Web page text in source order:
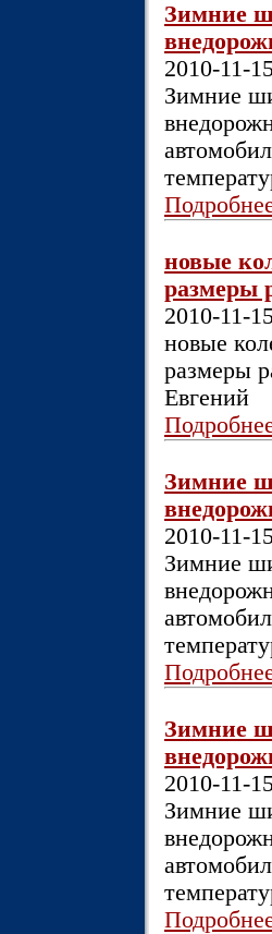
Зимние
2010-11-
Зимние
новые
размеры
2010-11-
новые
размеры
Евгений
Зимние
2010-11-
Зимние
Зимние
2010-11-
Зимние